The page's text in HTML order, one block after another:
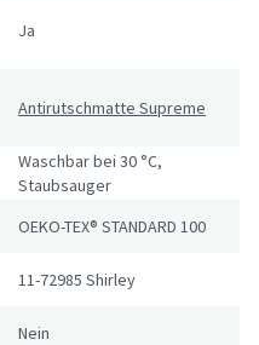
Ja
Antirutschmatte Supreme
Waschbar bei 30 °C,
Staubsauger
OEKO-TEX® STANDARD 100
11-72985 Shirley
Nein